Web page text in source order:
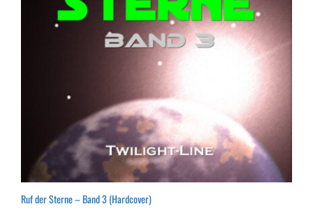
Ruf der Sterne – Band 3 (Hardcover)